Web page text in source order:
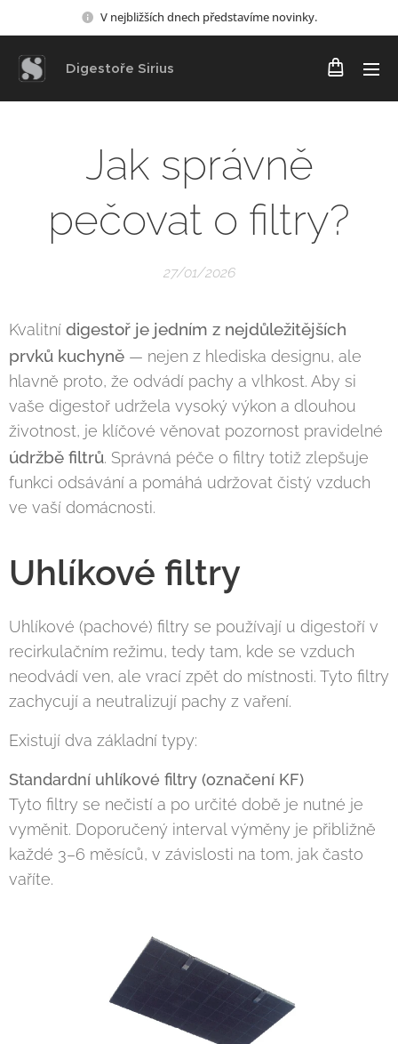
V nejbližších dnech představíme novinky.
Digestoře Sirius
Jak správně
pečovat o filtry?
27/01/2026
Kvalitní digestoř je jedním z nejdůležitějších
prvků kuchyně — nejen z hlediska designu, ale
hlavně proto, že odvádí pachy a vlhkost. Aby si
vaše digestoř udržela vysoký výkon a dlouhou
životnost, je klíčové věnovat pozornost pravidelné
údržbě filtrů. Správná péče o filtry totiž zlepšuje
funkci odsávání a pomáhá udržovat čistý vzduch
ve vaší domácnosti.
Uhlíkové filtry
Uhlíkové (pachové) filtry se používají u digestoří v
recirkulačním režimu, tedy tam, kde se vzduch
neodvádí ven, ale vrací zpět do místnosti. Tyto filtry
zachycují a neutralizují pachy z vaření.
Existují dva základní typy:
Standardní uhlíkové filtry (označení KF)
Tyto filtry se nečistí a po určité době je nutné je
vyměnit. Doporučený interval výměny je přibližně
každé 3–6 měsíců, v závislosti na tom, jak často
vaříte.